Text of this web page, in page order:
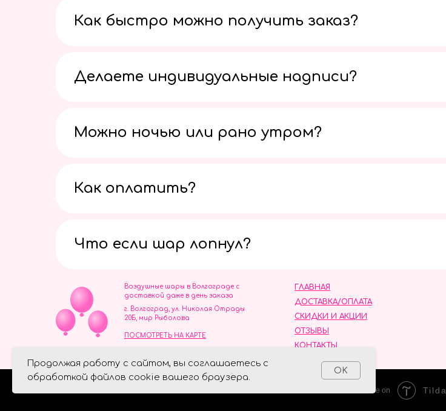
Продолжая работу с сайтом, вы соглашаетесь с
обработкой файлов cookie вашего браузера.
OK
Как быстро можно получить заказ?
Делаете индивидуальные надписи?
Можно ночью или рано утром?
Как оплатить?
Что если шар лопнул?
ОТЗЫВЫ
ГЛАВНАЯ
ДОСТАВКА/ОПЛАТА
СКИДКИ И АКЦИИ
КОНТАКТЫ
Воздушные шары в Волгограде с
доставкой даже в день заказа
г. Волгоград, ул. Николая Отрады
20Б, мир Рыболова
ПОСМОТРЕТЬ НА КАРТЕ
ИНН 344110093739
Политика обработки персональных данных
Made on Tilda